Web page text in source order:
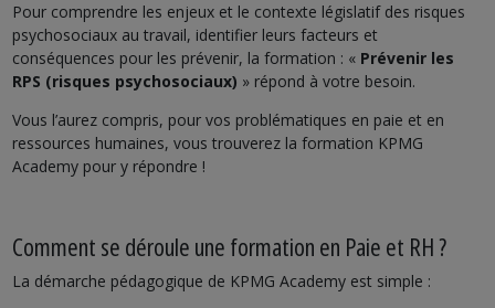
Pour comprendre les enjeux et le contexte législatif des risques
psychosociaux au travail, identifier leurs facteurs et
conséquences pour les prévenir, la formation : « Prévenir les
RPS (risques psychosociaux) » répond à votre besoin.
Vous l’aurez compris, pour vos problématiques en paie et en
ressources humaines, vous trouverez la formation KPMG
Academy pour y répondre !
Comment se déroule une formation en Paie et RH ?
La démarche pédagogique de KPMG Academy est simple :